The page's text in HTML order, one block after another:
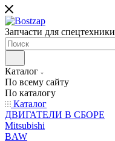
Запчасти для
Каталог
По всему сайту
По каталогу
Каталог
ДВИГАТЕЛИ В СБОРЕ
Mitsubishi
BAW